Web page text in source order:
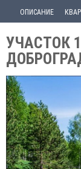
ОПИСАНИЕ
УЧАСТОК